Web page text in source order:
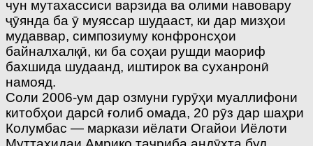
чун мутахассиси варзида ва олими навовару
ҷӯянда ба ӯ муяссар шудааст, ки дар мизҳои
мудаввар, симпозиуму конфронсҳои
байналхалқӣ, ки ба соҳаи рушди маориф
бахшида шудаанд, иштирок ва суханронӣ
намояд.
Соли 2006-ум дар озмуни гурӯҳи муаллифони
китобҳои дарсӣ ғолиб омада, 20 рӯз дар шаҳри
Колумбас — маркази иёлати Огайои Иёлоти